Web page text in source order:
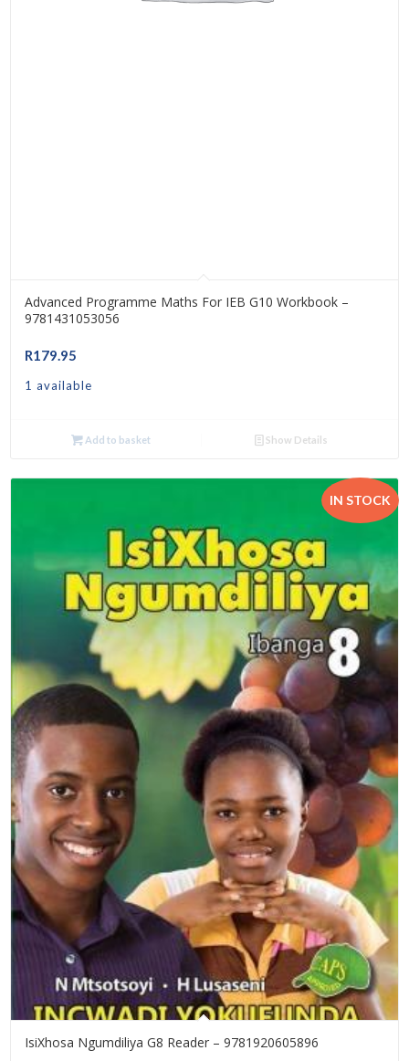
Advanced Programme Maths For IEB G10 Workbook –
9781431053056
R179.95
1 available
Add to basket Show Details
IN STOCK
IsiXhosa Ngumdiliya G8 Reader – 9781920605896